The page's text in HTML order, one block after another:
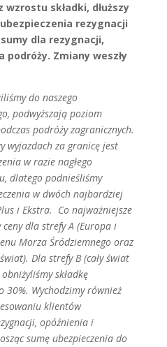
składki, dłuższy
rezygnacji
dla rezygnacji,
podróży. Zmiany weszły
do naszego
podwyższają poziom
podróży zagranicznych.
wyjazdach za granicę jest
w razie nagłego
dlatego podnieśliśmy
w dwóch najbardziej
i Ekstra. Co najważniejsze
dla strefy A (Europa i
Morza Śródziemnego oraz
Dla strefy B (cały świat
składkę
30%. Wychodzimy również
klientów
opóźnienia i
sumę ubezpieczenia do